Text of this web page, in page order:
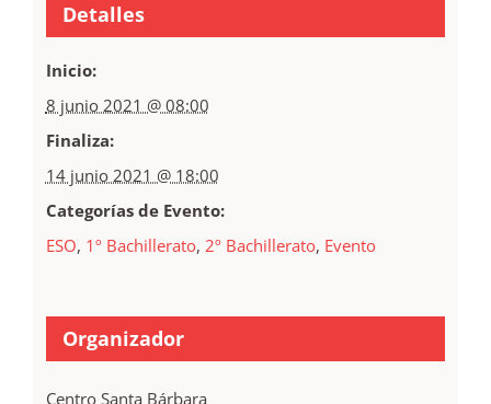
Detalles
Inicio:
8 junio 2021 @ 08:00
Finaliza:
14 junio 2021 @ 18:00
Categorías de Evento:
ESO, 1º Bachillerato, 2º Bachillerato, Evento
Organizador
Centro Santa Bárbara